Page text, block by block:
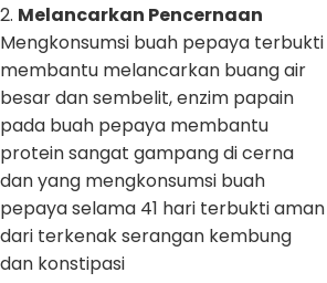
2. Melancarkan Pencernaan
Mengkonsumsi buah pepaya terbukti
membantu melancarkan buang air
besar dan sembelit, enzim papain
pada buah pepaya membantu
protein sangat gampang di cerna
dan yang mengkonsumsi buah
pepaya selama 41 hari terbukti aman
dari terkenak serangan kembung
dan konstipasi